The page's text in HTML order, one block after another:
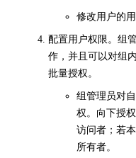
修改用户的
配置用户权限。组
作，并且可以对组
批量授权。
组管理员对
权。向下授
访问者；若
所有者。